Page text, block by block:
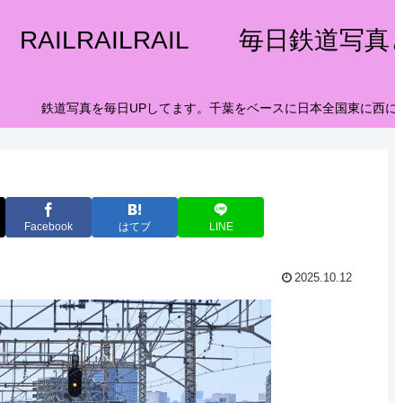
RAILRAILRAIL 毎日鉄道写真
鉄道写真を毎日UPしてます。千葉をベースに日本全国東に西
Facebook はてブ LINE
2025.10.12